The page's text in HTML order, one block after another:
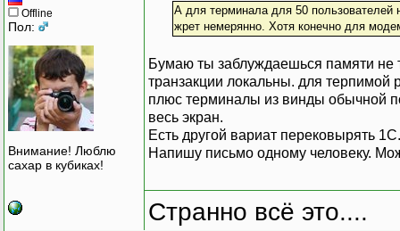
Offline
Пол:
Внимание! Люблю
сахар в кубиках!
А для терминала для 50 пользователей
жрет немерянно. Хотя конечно для
Бумаю ты заблуждаешься памяти не
транзакции локальны. для
плюс терминалы из винды обычной
весь экран.
Есть другой вариат перековырять 1С.
Напишу письмо одному человеку.
Странно всё это....